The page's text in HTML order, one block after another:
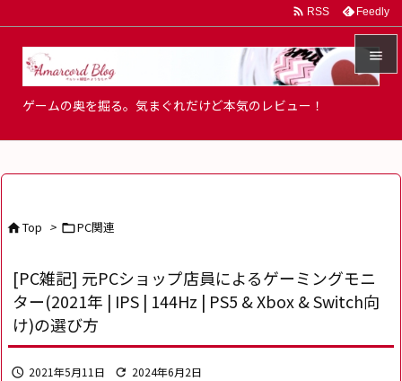




検索
 RSS Feedly
ゲームの奥を掘る。気まぐれだけど本気のレビュー！
Top > PC関連
[PC雑記] 元PCショップ店員によるゲーミングモニ
ター(2021年 | IPS | 144Hz | PS5 & Xbox & Switch向
け)の選び方
 2021年5月11日  2024年6月2日